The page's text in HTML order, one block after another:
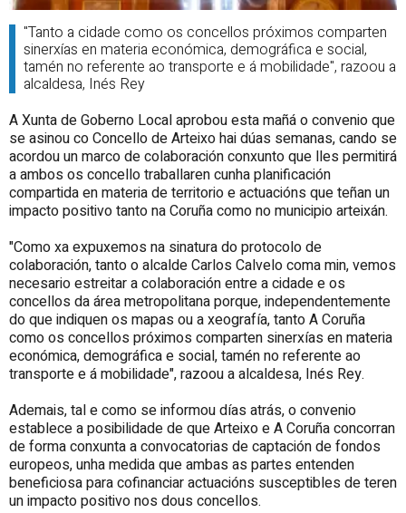
"Tanto a cidade como os concellos próximos comparten
sinerxías en materia económica, demográfica e social,
tamén no referente ao transporte e á mobilidade", razoou a
alcaldesa, Inés Rey
A Xunta de Goberno Local aprobou esta mañá o convenio que
se asinou co Concello de Arteixo hai dúas semanas, cando se
acordou un marco de colaboración conxunto que lles permitirá
a ambos os concello traballaren cunha planificación
compartida en materia de territorio e actuacións que teñan un
impacto positivo tanto na Coruña como no municipio arteixán.
"Como xa expuxemos na sinatura do protocolo de
colaboración, tanto o alcalde Carlos Calvelo coma min, vemos
necesario estreitar a colaboración entre a cidade e os
concellos da área metropolitana porque, independentemente
do que indiquen os mapas ou a xeografía, tanto A Coruña
como os concellos próximos comparten sinerxías en materia
económica, demográfica e social, tamén no referente ao
transporte e á mobilidade", razoou a alcaldesa, Inés Rey.
Ademais, tal e como se informou días atrás, o convenio
establece a posibilidade de que Arteixo e A Coruña concorran
de forma conxunta a convocatorias de captación de fondos
europeos, unha medida que ambas as partes entenden
beneficiosa para cofinanciar actuacións susceptibles de teren
un impacto positivo nos dous concellos.